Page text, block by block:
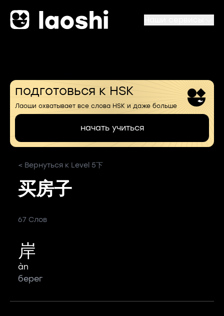
подготовься к HSK
Лаоши охватывает все слова HSK и даже больше
начать учиться
< Вернуться к Level 5下
买房子
67 Слов
岸
àn
берег